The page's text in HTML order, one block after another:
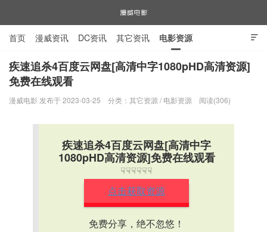
漫威电影

首页 漫威资讯 DC资讯 其它资讯 电影资源
电视剧资源 漫威图片
疾速追杀4百度云网盘[高清中字1080pHD高清资源]
免费在线观看
漫威电影 发布于 2023-03-25 分类： 其它资源 / 电影资源 阅读(306)
疾速追杀4百度云网盘[高清中字
1080pHD高清资源]免费在线观看
☟☟☟☟☟☟
点击获取资源
免费分享，绝不忽悠！